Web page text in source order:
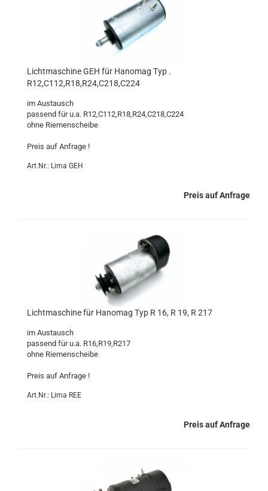
Lichtmaschine GEH für Hanomag Typ .
R12,C112,R18,R24,C218,C224
im Austausch
passend für u.a. R12,C112,R18,R24,C218,C224
ohne Riemenscheibe
Preis auf Anfrage !
Art.Nr.: Lima GEH
Preis auf Anfrage
Lichtmaschine für Hanomag Typ R 16, R 19, R 217
im Austausch
passend für u.a. R16,R19,R217
ohne Riemenscheibe
Preis auf Anfrage !
Art.Nr.: Lima REE
Preis auf Anfrage